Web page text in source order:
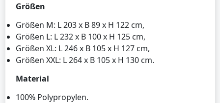
Größen
Größen M: L 203 x B 89 x H 122 cm,
Größen L: L 232 x B 100 x H 125 cm,
Größen XL: L 246 x B 105 x H 127 cm,
Größen XXL: L 264 x B 105 x H 130 cm.
Material
100% Polypropylen.